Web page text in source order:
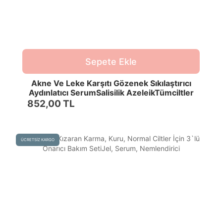
Sepete Ekle
Akne Ve Leke Karşıtı Gözenek Sıkılaştırıcı
Aydınlatıcı SerumSalisilik AzeleikTümciltler
852,00 TL
ÜCRETSİZ KARGO